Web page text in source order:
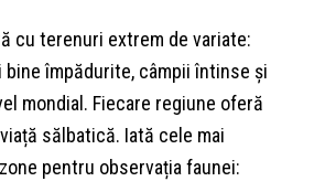
cu terenuri extrem de variate:
bine împădurite, câmpii întinse și
mondial. Fiecare regiune oferă
sălbatică. Iată cele mai
pentru observația faunei: